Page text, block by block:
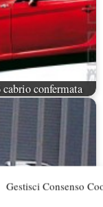
Gestisci Consenso
confermata